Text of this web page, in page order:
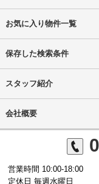
お気に入り物件一覧
保存した検索条件
スタッフ紹介
会社概要
営業時間 10:00-18:00
定休日 毎週水曜日